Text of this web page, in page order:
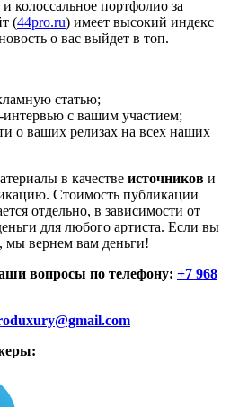
колоссальное портфолио за
(44pro.ru) имеет высокий индекс
о вас выйдет в топ.
статью;
интервью с вашим участием;
о ваших релизах на всех наших
в качестве источников и
Стоимость публикации
отдельно, в зависимости от
для любого артиста. Если вы
мы вернем вам деньги!
вопросы по телефону: +7 968